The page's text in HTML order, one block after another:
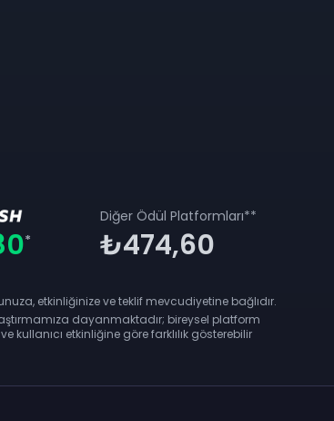
*
Diğer Ödül Platformları**
₺474,60
etkinliğinize ve teklif mevcudiyetine bağlıdır.
dayanmaktadır; bireysel platform
kullanıcı etkinliğine göre farklılık gösterebilir